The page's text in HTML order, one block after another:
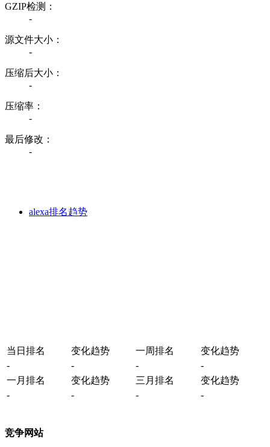
GZIP检测：
-
源文件大小：
-
压缩后大小：
-
压缩率：
-
最后修改：
-
alexa排名趋势
当日排名 变化趋势 一周排名
变化趋势
-
- -
-
一月排名
变化趋势 三月排名
变化趋势
-
- - -
竞争网站